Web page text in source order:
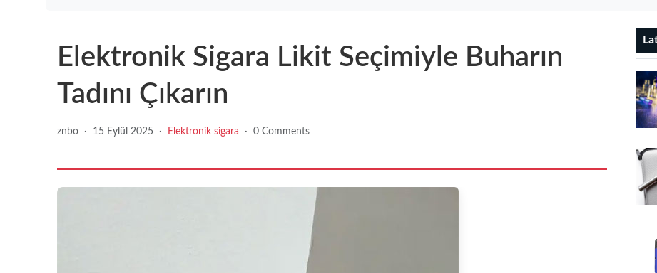
Elektronik Sigara Likit Seçimiyle Buharın
Tadını Çıkarın
znbo · 15 Eylül 2025 · Elektronik sigara · 0 Comments